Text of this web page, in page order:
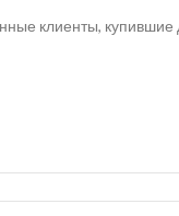
клиенты, купившие